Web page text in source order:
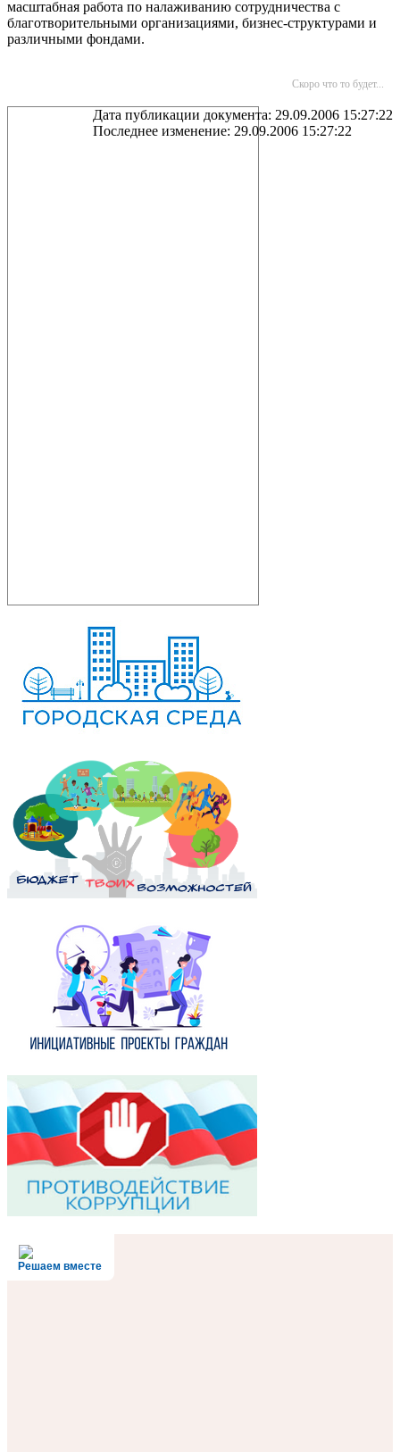
масштабная работа по налаживанию сотрудничества с
благотворительными организациями, бизнес-структурами и
различными фондами.
Скоро что то будет...
Дата публикации документа: 29.09.2006 15:27:22
Последнее изменение: 29.09.2006 15:27:22
Решаем вместе